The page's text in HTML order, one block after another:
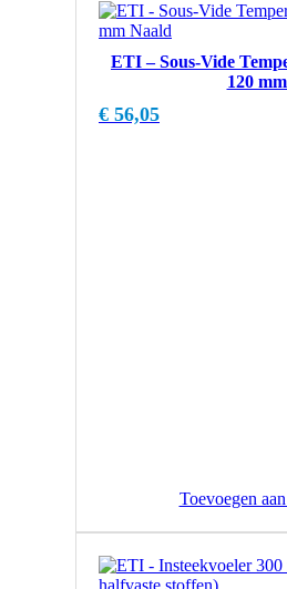
ETI – Sous-Vide
120
€ 56,05
Toevoegen